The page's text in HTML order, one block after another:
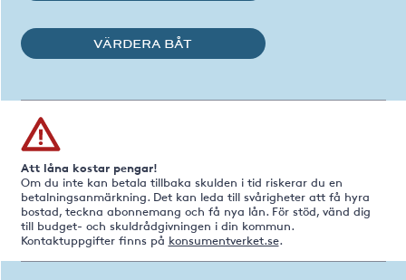
VÄRDERA BÅT
Att låna kostar pengar!
Om du inte kan betala tillbaka skulden i tid riskerar du en
betalningsanmärkning. Det kan leda till svårigheter att få hyra
bostad, teckna abonnemang och få nya lån. För stöd, vänd dig
till budget- och skuldrådgivningen i din kommun.
Kontaktuppgifter finns på konsumentverket.se.